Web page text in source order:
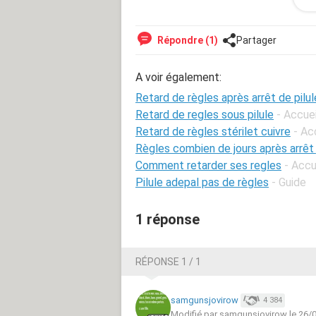
J'aimerais bien savoir si ce retard
mes règles et non pas en période
Merci pour votre réponse
Répondre (1) Partager
A voir également:
Retard de règles après arrêt de
Retard de regles sous pilule -
Retard de règles stérilet cuivre -
Règles combien de jours après
Comment retarder ses regles -
Pilule adepal pas de règles - Guide
1 réponse
RÉPONSE 1 / 1
samgunsjovirow 4 384